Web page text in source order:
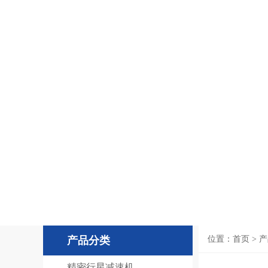
产品分类 位置： 首页 >